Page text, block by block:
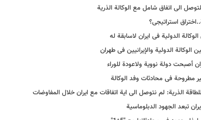
الى اتفاق شامل مع الوکالة الذریة
استراتیجی؟
الدولیة فی ایران لاسابقة له
الوکالة الدولیة والإیرانیین فی طهران
أصبحت دولة نوویة ولاعودة للوراء
مطروحة فی محادثات وفد الوکالة
للطاقة الذریة: لم نتوصل الى ایة اتفاقات مع ایران خلال المفاوضات
تبعد الجهود الدبلوماسیة